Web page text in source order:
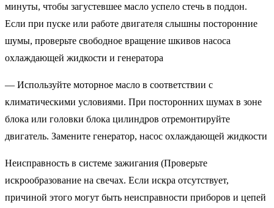
минуты, чтобы загустевшее масло успело стечь в поддон.
Если при пуске или работе двигателя слышны посторонние
шумы, проверьте свободное вращение шкивов насоса
охлаждающей жидкости и генератора
— Используйте моторное масло в соответствии с
климатическими условиями. При посторонних шумах в зоне
блока или головки блока цилиндров отремонтируйте
двигатель. Замените генератор, насос охлаждающей жидкости
Неисправность в системе зажигания (Проверьте
искрообразование на свечах. Если искра отсутствует,
причиной этого могут быть неисправности приборов и цепей